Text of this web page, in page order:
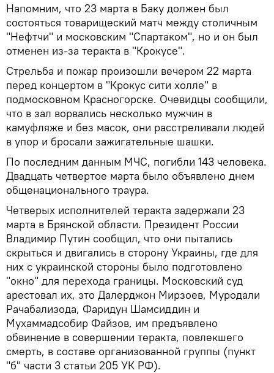
Напомним, что 23 марта в Баку должен был
состояться товарищеский матч между столичным
"Нефтчи" и московским "Спартаком", но и он был
отменен из-за теракта в "Крокусе".
Стрельба и пожар произошли вечером 22 марта
перед концертом в "Крокус сити холле" в
подмосковном Красногорске. Очевидцы сообщили,
что в зал ворвались несколько мужчин в
камуфляже и без масок, они расстреливали людей
в упор и бросали зажигательные шашки.
По последним данным МЧС, погибли 143 человека.
Двадцать четвертое марта было объявлено днем
общенационального траура.
Четверых исполнителей теракта задержали 23
марта в Брянской области. Президент России
Владимир Путин сообщил, что они пытались
скрыться и двигались в сторону Украины, где для
них с украинской стороны было подготовлено
"окно" для перехода границы. Московский суд
арестовал их, это Далерджон Мирзоев, Муродали
Рачабализода, Фаридун Шамсиддин и
Мухаммадсобир Файзов, им предъявлено
обвинение в совершении теракта, повлекшего
смерть, в составе организованной группы (пункт
"б" части 3 статьи 205 УК РФ).